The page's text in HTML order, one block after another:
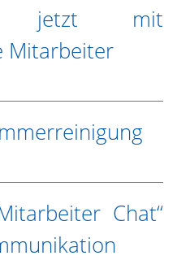
jetzt mit
Mitarbeiter
Chat“